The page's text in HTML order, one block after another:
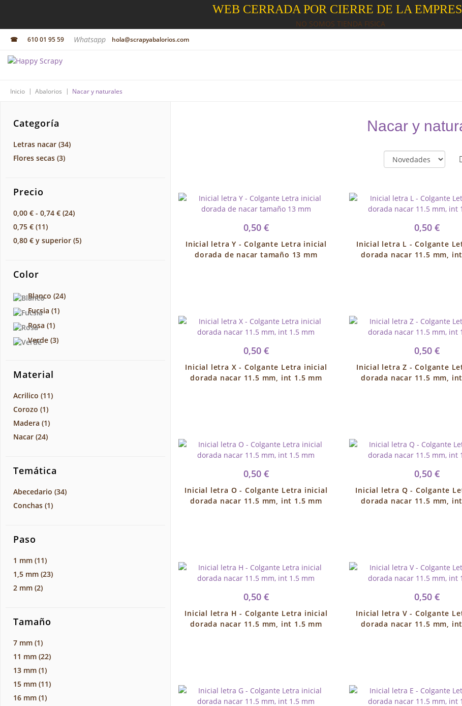
WEB CERRADA POR CIERRE DE LA
NO SOMOS TIENDA FISICA
☎ 610 01 95 59 Whatsapp hola@scrapyabalorios.com
Inicio | Abalorios | Nacar y naturales
Nacar y
0,50 €
Inicial letra Y - Colgante Letra inicial
dorada de nacar tamaño 13 mm
0,50 €
Inicial letra L - Colgante
dorada nacar 11.5 mm,
0,50 €
Inicial letra X - Colgante Letra inicial
dorada nacar 11.5 mm, int 1.5 mm
0,50 €
Inicial letra Z - Colgante
dorada nacar 11.5 mm,
0,50 €
Inicial letra O - Colgante Letra inicial
dorada nacar 11.5 mm, int 1.5 mm
0,50 €
Inicial letra Q - Colgante
dorada nacar 11.5 mm,
0,50 €
Inicial letra H - Colgante Letra inicial
dorada nacar 11.5 mm, int 1.5 mm
0,50 €
Inicial letra V - Colgante
dorada nacar 11.5 mm,
Categoría
Letras nacar (34)
Flores secas (3)
Precio
0,00 € - 0,74 € (24)
0,75 € (11)
0,80 € y superior (5)
Color
Blanco (24)
Fucsia (1)
Rosa (1)
Verde (3)
Material
Acrilico (11)
Corozo (1)
Madera (1)
Nacar (24)
Temática
Abecedario (34)
Conchas (1)
Paso
1 mm (11)
1,5 mm (23)
2 mm (2)
Tamaño
7 mm (1)
11 mm (22)
13 mm (1)
15 mm (11)
16 mm (1)